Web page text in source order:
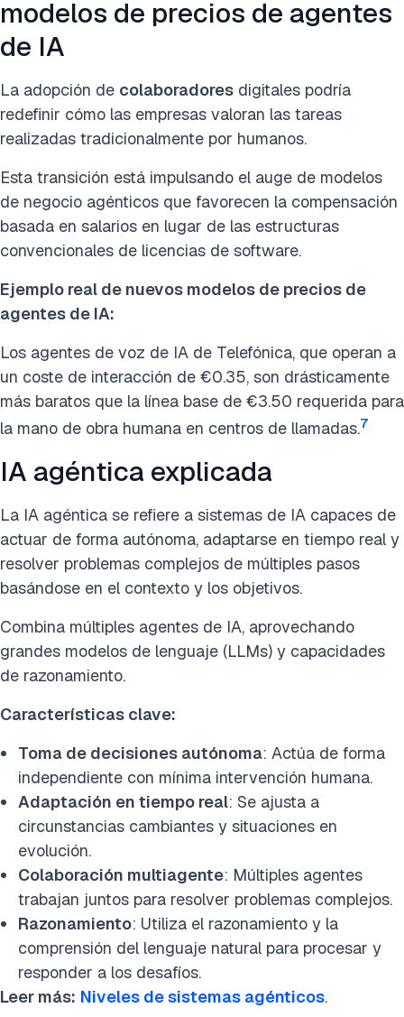
modelos de precios de agentes
de IA
La adopción de colaboradores digitales podría
redefinir cómo las empresas valoran las tareas
realizadas tradicionalmente por humanos.
Esta transición está impulsando el auge de modelos
de negocio agénticos que favorecen la compensación
basada en salarios en lugar de las estructuras
convencionales de licencias de software.
Ejemplo real de nuevos modelos de precios de
agentes de IA:
Los agentes de voz de IA de Telefónica, que operan a
un coste de interacción de €0.35, son drásticamente
más baratos que la línea base de €3.50 requerida para
la mano de obra humana en centros de llamadas.7
IA agéntica explicada
La IA agéntica se refiere a sistemas de IA capaces de
actuar de forma autónoma, adaptarse en tiempo real y
resolver problemas complejos de múltiples pasos
basándose en el contexto y los objetivos.
Combina múltiples agentes de IA, aprovechando
grandes modelos de lenguaje (LLMs) y capacidades
de razonamiento.
Características clave:
Toma de decisiones autónoma: Actúa de forma
independiente con mínima intervención humana.
Adaptación en tiempo real: Se ajusta a
circunstancias cambiantes y situaciones en
evolución.
Colaboración multiagente: Múltiples agentes
trabajan juntos para resolver problemas complejos.
Razonamiento: Utiliza el razonamiento y la
comprensión del lenguaje natural para procesar y
responder a los desafíos.
Leer más: Niveles de sistemas agénticos.